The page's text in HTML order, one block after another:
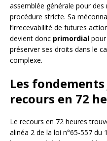
assemblée générale pour
procédure stricte. Sa
l’irrecevabilité de futures
devient donc primordial
préserver ses droits dans le
complexe.
Les
recours en 72
Le recours en 72 heures
alinéa 2 de la loi n°65-557